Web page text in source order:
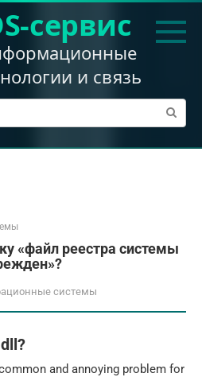
сервис
и связь
«файл реестра системы
системы
and annoying problem for